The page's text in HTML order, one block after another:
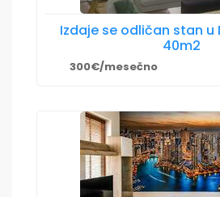
Izdaje se odličan stan u
40m2
300€/mesečno